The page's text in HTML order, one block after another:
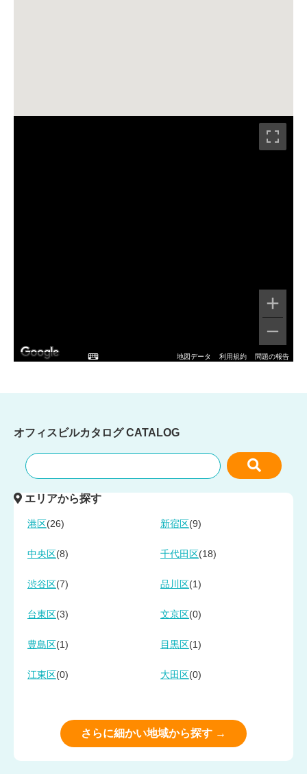
地図データ 利用規約 問題の報告
オフィスビルカタログCATALOG
エリアから探す
港区 (26) 新宿区 (9)
中央区 (8) 千代田区 (18)
渋谷区 (7) 品川区 (1)
台東区 (3) 文京区 (0)
豊島区 (1) 目黒区 (1)
江東区 (0) 大田区 (0)
さらに細かい地域から探す →